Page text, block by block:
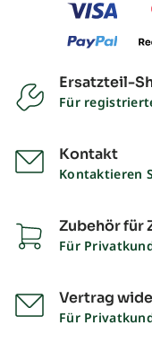
Ersatzteil-
Für
Kontakt
Kontaktieren
Zubehör für
Für
Vertrag
Für